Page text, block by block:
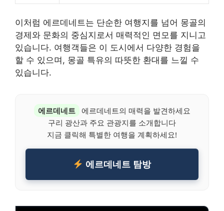
이처럼 에르데네트는 단순한 여행지를 넘어 몽골의
경제와 문화의 중심지로서 매력적인 면모를 지니고
있습니다. 여행객들은 이 도시에서 다양한 경험을
할 수 있으며, 몽골 특유의 따뜻한 환대를 느낄 수
있습니다.
에르데네트
에르데네트의 매력을 발견하세요
구리 광산과 주요 관광지를 소개합니다
지금 클릭해 특별한 여행을 계획하세요!
에르데네트 탐방